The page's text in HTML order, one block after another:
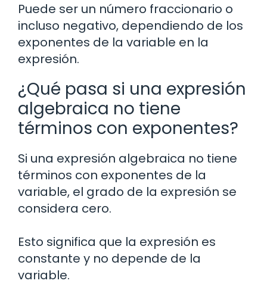
Puede ser un número fraccionario o
incluso negativo, dependiendo de los
exponentes de la variable en la
expresión.
¿Qué pasa si una expresión
algebraica no tiene
términos con exponentes?
Si una expresión algebraica no tiene
términos con exponentes de la
variable, el grado de la expresión se
considera cero.
Esto significa que la expresión es
constante y no depende de la
variable.